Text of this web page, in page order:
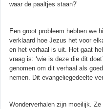
waar de paaltjes staan?’
Een groot probleem hebben we
verklaard hoe Jezus het voor
en het verhaal is uit. Het gaat
vraag is: ‘wie is deze die dit
genomen om dit verhaal als
nemen. Dit evangeliegedeelte
Wonderverhalen zijn moeilijk.